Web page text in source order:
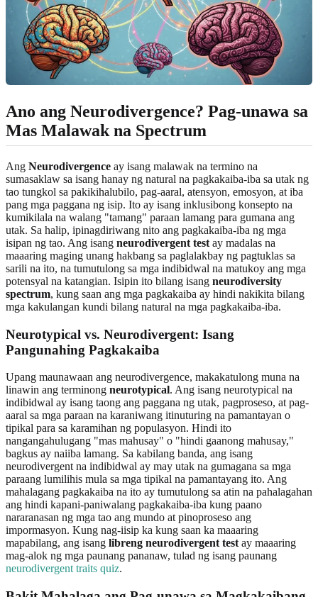
Ano ang Neurodivergence? Pag-unawa sa
Mas Malawak na Spectrum
Ang Neurodivergence ay isang malawak na termino na
sumasaklaw sa isang hanay ng natural na pagkakaiba-iba sa utak ng
tao tungkol sa pakikihalubilo, pag-aaral, atensyon, emosyon, at iba
pang mga paggana ng isip. Ito ay isang inklusibong konsepto na
kumikilala na walang "tamang" paraan lamang para gumana ang
utak. Sa halip, ipinagdiriwang nito ang pagkakaiba-iba ng mga
isipan ng tao. Ang isang neurodivergent test ay madalas na
maaaring maging unang hakbang sa paglalakbay ng pagtuklas sa
sarili na ito, na tumutulong sa mga indibidwal na matukoy ang mga
potensyal na katangian. Isipin ito bilang isang neurodiversity
spectrum, kung saan ang mga pagkakaiba ay hindi nakikita bilang
mga kakulangan kundi bilang natural na mga pagkakaiba-iba.
Neurotypical vs. Neurodivergent: Isang
Pangunahing Pagkakaiba
Upang maunawaan ang neurodivergence, makakatulong muna na
linawin ang terminong neurotypical. Ang isang neurotypical na
indibidwal ay isang taong ang paggana ng utak, pagproseso, at pag-
aaral sa mga paraan na karaniwang itinuturing na pamantayan o
tipikal para sa karamihan ng populasyon. Hindi ito
nangangahulugang "mas mahusay" o "hindi gaanong mahusay,"
bagkus ay naiiba lamang. Sa kabilang banda, ang isang
neurodivergent na indibidwal ay may utak na gumagana sa mga
paraang lumilihis mula sa mga tipikal na pamantayang ito. Ang
mahalagang pagkakaiba na ito ay tumutulong sa atin na pahalagahan
ang hindi kapani-paniwalang pagkakaiba-iba kung paano
nararanasan ng mga tao ang mundo at pinoproseso ang
impormasyon. Kung nag-iisip ka kung saan ka maaaring
mapabilang, ang isang libreng neurodivergent testay maaaring
mag-alok ng mga paunang pananaw, tulad ng isang paunang
neurodivergent traits quiz.